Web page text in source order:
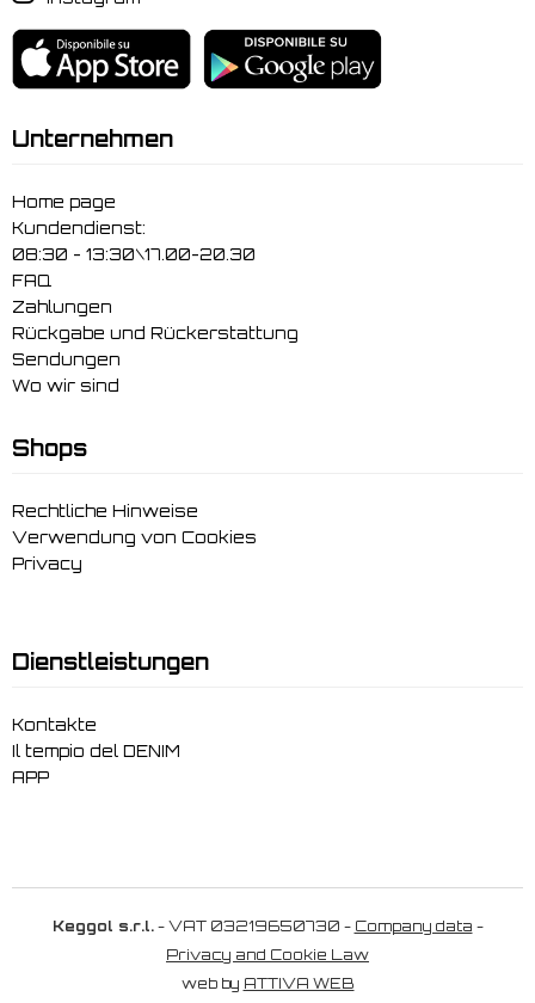
Unternehmen
Home page
Kundendienst:
08:30 - 13:30\17.00-20.30
FAQ
Zahlungen
Rückgabe und Rückerstattung
Sendungen
Wo wir sind
Shops
Rechtliche Hinweise
Verwendung von Cookies
Privacy
Dienstleistungen
Kontakte
Il tempio del DENIM
APP
Keggol s.r.l.- VAT 03219650730 - Company data -
Privacy and Cookie Law
web by ATTIVA WEB